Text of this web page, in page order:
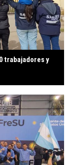
trabajadores y